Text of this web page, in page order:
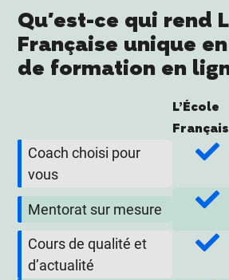
Qu'est-ce qui rend
Française unique
de formation en
L’École
Coach choisi pour
vous
Mentorat sur mesure
Cours de qualité et
d’actualité